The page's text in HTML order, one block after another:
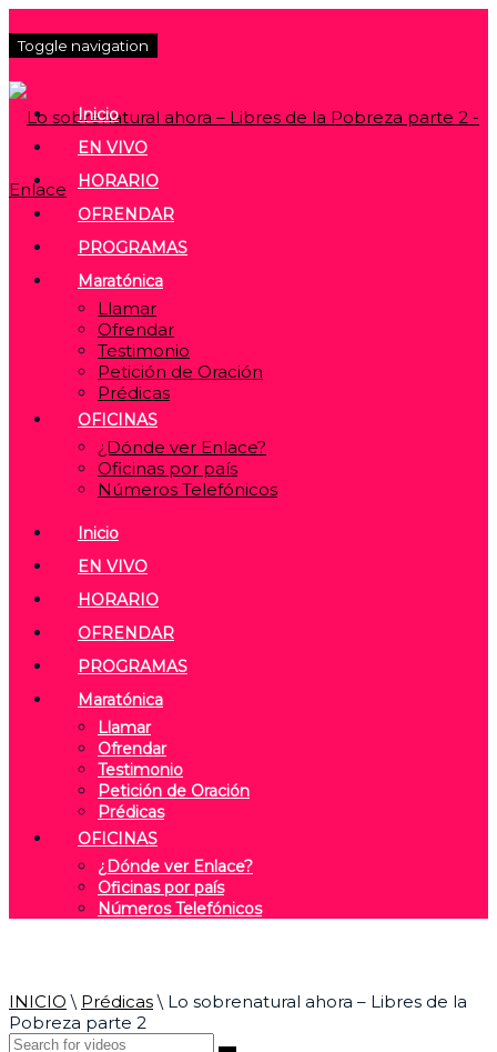
Toggle navigation
Inicio
EN VIVO
HORARIO
OFRENDAR
PROGRAMAS
Maratónica
Llamar
Ofrendar
Testimonio
Petición de Oración
Prédicas
OFICINAS
¿Dónde ver Enlace?
Oficinas por país
Números Telefónicos
Inicio
EN VIVO
HORARIO
OFRENDAR
PROGRAMAS
Maratónica
Llamar
Ofrendar
Testimonio
Petición de Oración
Prédicas
OFICINAS
¿Dónde ver Enlace?
Oficinas por país
Números Telefónicos
INICIO \ Prédicas\ Lo sobrenatural ahora – Libres de la
Pobreza parte 2